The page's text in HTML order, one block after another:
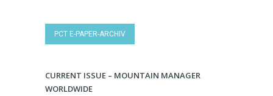
PCT E-PAPER-ARCHIV
CURRENT ISSUE – MOUNTAIN MANAGER
WORLDWIDE